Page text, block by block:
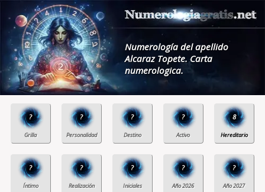
Numerología del apellido
Alcaraz Topete. Carta
numerologica.
? ? ? ? 8
? ? ? ? ?